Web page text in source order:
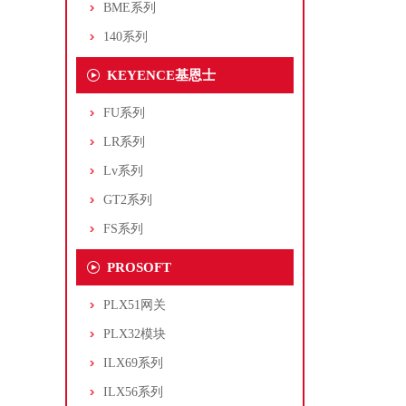
BME系列
140系列
KEYENCE基恩士
FU系列
LR系列
Lv系列
GT2系列
FS系列
PROSOFT
PLX51网关
PLX32模块
ILX69系列
ILX56系列